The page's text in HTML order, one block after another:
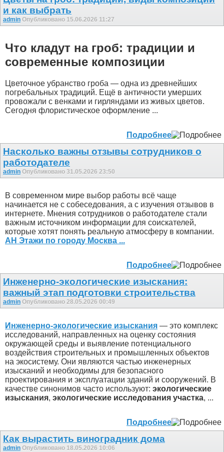
и как выбрать
admin Опубликовано 15.06.2026 11:27
Что кладут на гроб: традиции и
современные композиции
Цветочное убранство гроба — одна из древнейших
погребальных традиций. Ещё в античности умерших
провожали с венками и гирляндами из живых цветов.
Сегодня флористическое оформление ...
Подробнее
Насколько важны отзывы сотрудников о
работодателе
admin Опубликовано 31.05.2026 23:50
В современном мире выбор работы всё чаще
начинается не с собеседования, а с изучения отзывов в
интернете. Мнения сотрудников о работодателе стали
важным источником информации для соискателей,
которые хотят понять реальную атмосферу в компании.
АН Этажи по городу Москва ...
Подробнее
Инженерно-экологические изыскания:
важный этап подготовки строительства
admin Опубликовано 28.05.2026 00:49
Инженерно-экологические изыскания — это комплекс
исследований, направленных на оценку состояния
окружающей среды и выявление потенциального
воздействия строительных и промышленных объектов
на экосистему. Они являются частью инженерных
изысканий и необходимы для безопасного
проектирования и эксплуатации зданий и сооружений. В
качестве синонимов часто используют: экологические
изыскания, экологические исследования участка, ...
Подробнее
Как вырастить виноградник дома
admin Опубликовано 18.05.2026 10:06